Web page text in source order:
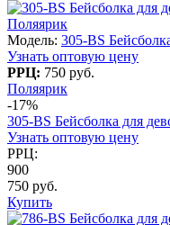
Поляярик
Модель: 305-BS
Узнать оптовую цену
РРЦ: 750 руб.
Поляярик
-17%
305-BS Бейсболка для
Узнать оптовую цену
РРЦ:
900
750 руб.
Купить